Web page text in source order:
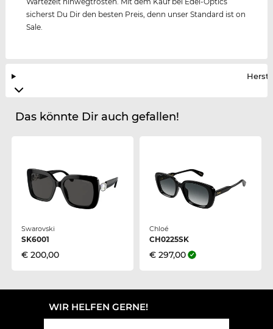
sicherst Du Dir den besten Preis, denn unser Standard ist on
Sale.
Das könnte Dir auch gefallen!
Swarovski
SK6001
€ 200,00
Chloé
CH0225SK
€ 297,00
WIR HELFEN GERNE!